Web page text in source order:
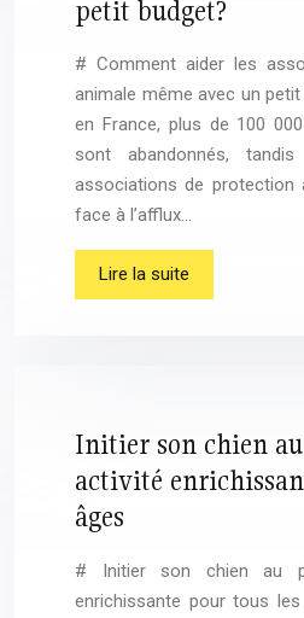
petit budget?
# Comment aider les
animale même avec un
en France, plus de 100
sont abandonnés,
associations de protection
face à l’afflux…
Lire la suite
Initier son chien
activité
âges
# Initier son chien au
enrichissante pour tous